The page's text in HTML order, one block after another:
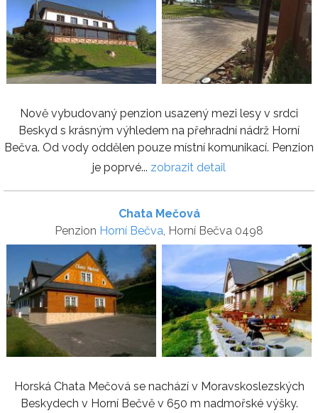
Nově vybudovaný penzion usazený mezi lesy v srdci
Beskyd s krásným výhledem na přehradní nádrž Horní
Bečva. Od vody oddělen pouze místní komunikací. Penzion
je poprvé... zobrazit detail
Chata Mečová
Penzion Horní Bečva, Horní Bečva 0498
Horská Chata Mečová se nachází v Moravskoslezských
Beskydech v Horní Bečvě v 650 m nadmořské výšky.